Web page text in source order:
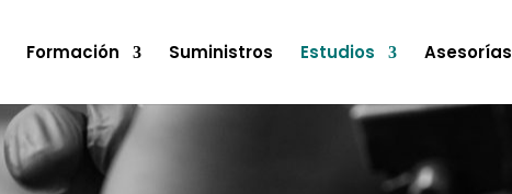
Formación Suministros Estudios Asesorías